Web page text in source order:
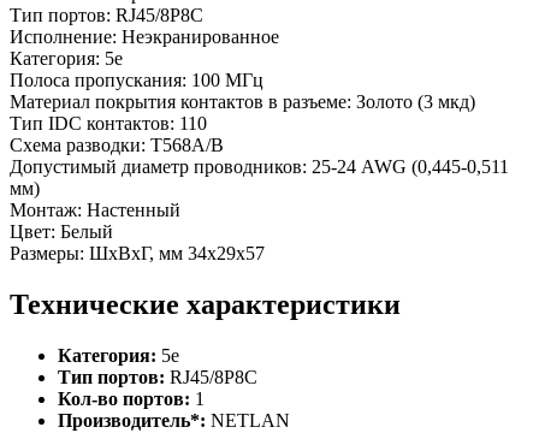
Тип портов: RJ45/8P8C
Исполнение: Неэкранированное
Категория: 5e
Полоса пропускания: 100 МГц
Материал покрытия контактов в разъеме: Золото (3 мкд)
Тип IDC контактов: 110
Схема разводки: T568A/B
Допустимый диаметр проводников: 25-24 AWG (0,445-0,511
мм)
Монтаж: Настенный
Цвет: Белый
Размеры: ШхВxГ, мм 34x29x57
Технические характеристики
Категория: 5e
Тип портов: RJ45/8P8C
Кол-во портов: 1
Производитель*: NETLAN